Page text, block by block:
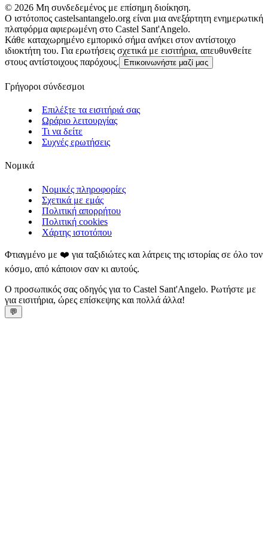
© 2026 Μη συνδεδεμένος με επίσημη διοίκηση.
Ο ιστότοπος castelsantangelo.org είναι μια ανεξάρτητη ενημερωτική
πλατφόρμα αφιερωμένη στο Castel Sant'Angelo.
Κάθε καταχωρημένο εμπορικό σήμα ανήκει στον αντίστοιχο
ιδιοκτήτη του. Για ερωτήσεις σχετικά με εισιτήρια, απευθυνθείτε
στους αντίστοιχους παρόχους.
Επικοινωνήστε μαζί μας
Γρήγοροι σύνδεσμοι
Επιλέξτε τα εισιτήριά σας
Ωράριο λειτουργίας
Τι να δείτε
Συχνές ερωτήσεις
Νομικά
Νομικές πληροφορίες
Σχετικά με εμάς
Πολιτική απορρήτου
Πολιτική cookies
Χάρτης ιστοτόπου
Φτιαγμένο με ❤️ για ταξιδιώτες και λάτρεις της ιστορίας σε όλο τον
κόσμο, από κάποιον σαν κι αυτούς.
Ο προσωπικός σας οδηγός για το Castel Sant'Angelo. Ρωτήστε με
για εισιτήρια, ώρες επίσκεψης και πολλά άλλα!
💬